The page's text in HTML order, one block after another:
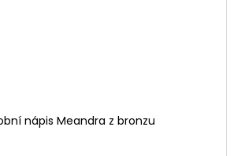
nápis Meandra z bronzu